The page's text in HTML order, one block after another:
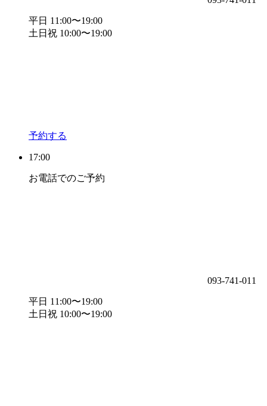
平日 11:00〜19:00
土日祝 10:00〜19:00
予約する
17:00
お電話でのご予約
093-741-011
平日 11:00〜19:00
土日祝 10:00〜19:00